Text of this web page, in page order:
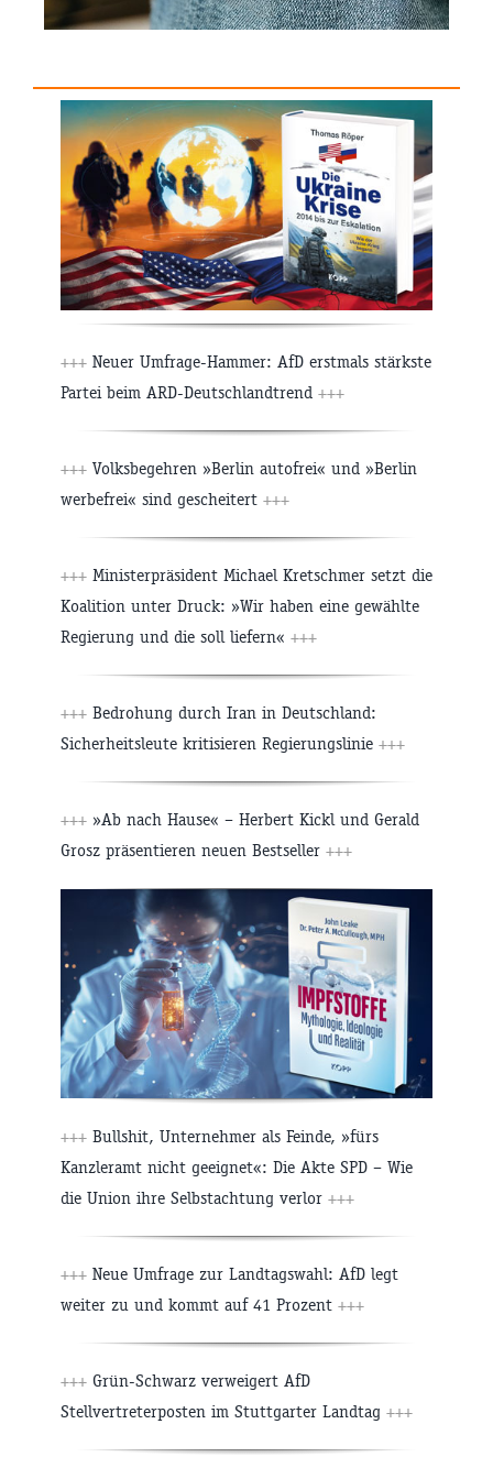
+++ Neuer Umfrage-Hammer: AfD erstmals stärkste
Partei beim ARD-Deutschlandtrend +++
+++ Volksbegehren »Berlin autofrei« und »Berlin
werbefrei« sind gescheitert +++
+++ Ministerpräsident Michael Kretschmer setzt die
Koalition unter Druck: »Wir haben eine gewählte
Regierung und die soll liefern« +++
+++ Bedrohung durch Iran in Deutschland:
Sicherheitsleute kritisieren Regierungslinie +++
+++ »Ab nach Hause« – Herbert Kickl und Gerald
Grosz präsentieren neuen Bestseller +++
+++ Bullshit, Unternehmer als Feinde, »fürs
Kanzleramt nicht geeignet«: Die Akte SPD – Wie
die Union ihre Selbstachtung verlor +++
+++ Neue Umfrage zur Landtagswahl: AfD legt
weiter zu und kommt auf 41 Prozent +++
+++ Grün-Schwarz verweigert AfD
Stellvertreterposten im Stuttgarter Landtag +++